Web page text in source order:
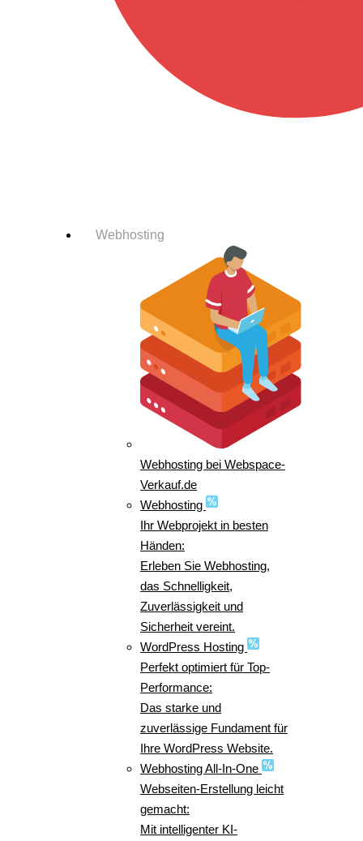
Webhosting
Webhosting bei Webspace-
Verkauf.de
Webhosting
Ihr Webprojekt in besten
Händen:
Erleben Sie Webhosting,
das Schnelligkeit,
Zuverlässigkeit und
Sicherheit vereint.
WordPress Hosting
Perfekt optimiert für Top-
Performance:
Das starke und
zuverlässige Fundament für
Ihre WordPress Website.
Webhosting All-In-One
Webseiten-Erstellung leicht
gemacht:
Mit intelligenter KI-